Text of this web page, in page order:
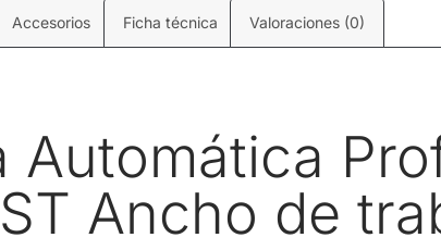
Accesorios Ficha técnica Valoraciones (0)
Automática
Ancho de